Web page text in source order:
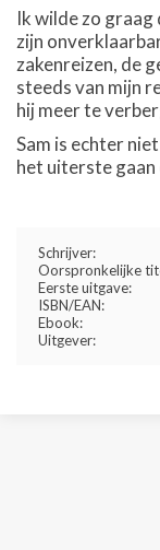
Ik wilde zo
zijn
zakenreizen, de
steeds van mijn
hij meer te
Sam is echter
het uiterste gaan
Schrijver:
Oorspronkelijke
Eerste uitgave:
ISBN/EAN:
Ebook:
Uitgever: